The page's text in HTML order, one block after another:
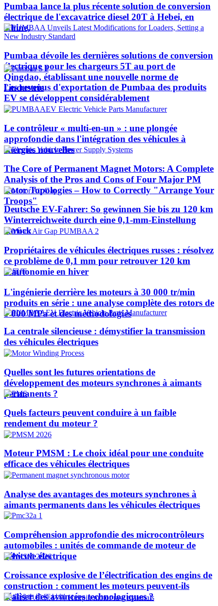
Pumbaa lance la plus récente solution de conversion
électrique de l'excavatrice diesel 20T à Hebei, en
Chine,
Pumbaa dévoile les dernières solutions de conversion
électrique pour les chargeurs 5T au port de
Qingdao, établissant une nouvelle norme de
l'industrie
Les revenus d'exportation de Pumbaa des produits
EV se développent considérablement
Le contrôleur « multi-en-un » : une plongée
approfondie dans l'intégration des véhicules à
énergies nouvelles
The Core of Permanent Magnet Motors: A Complete
Analysis of the Pros and Cons of Four Major PM
Rotor Topologies – How to Correctly "Arrange Your
Troops"
Deutsche EV-Fahrer: So gewinnen Sie bis zu 120 km
Winterreichweite durch eine 0,1-mm-Einstellung
zurück
Propriétaires de véhicules électriques russes : résolvez
ce problème de 0,1 mm pour retrouver 120 km
d'autonomie en hiver
L'ingénierie derrière les moteurs à 30 000 tr/min
produits en série : une analyse complète des rotors de
1 000 MPa et des méthodologies
La centrale silencieuse : démystifier la transmission
des véhicules électriques
Quelles sont les futures orientations de
développement des moteurs synchrones à aimants
permanents ?
Quels facteurs peuvent conduire à un faible
rendement du moteur ?
Moteur PMSM : Le choix idéal pour une conduite
efficace des véhicules électriques
Analyse des avantages des moteurs synchrones à
aimants permanents dans les véhicules électriques
Compréhension approfondie des microcontrôleurs
automobiles : unités de commande de moteur de
véhicule électrique
Croissance explosive de l’électrification des engins de
construction : comment les moteurs peuvent-ils
réaliser des avancées technologiques ?​